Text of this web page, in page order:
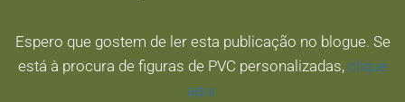
Espero que gostem de ler esta publicação no blogue. Se
está à procura de figuras de PVC personalizadas, clique
aqui.